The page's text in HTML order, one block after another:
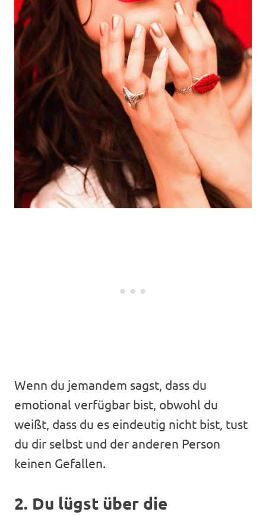
Wenn du jemandem sagst, dass du
emotional verfügbar bist, obwohl du
weißt, dass du es eindeutig nicht bist, tust
du dir selbst und der anderen Person
keinen Gefallen.
2. Du lügst über die